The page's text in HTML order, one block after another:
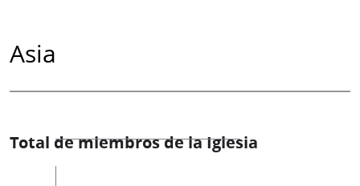
Asia
Total de miembros de la Iglesia